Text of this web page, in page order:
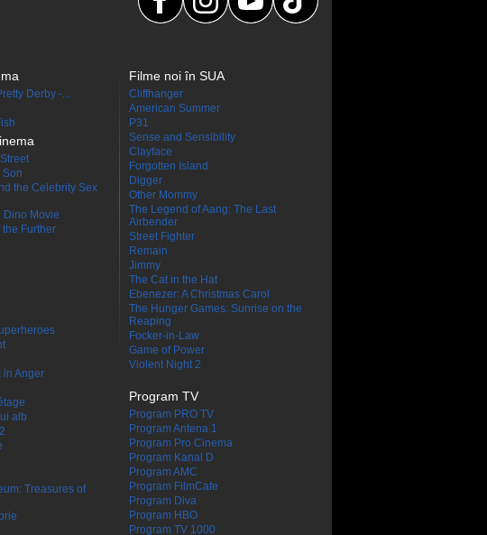
Derby -...
Son
the Celebrity Sex
Dino Movie
the Further
in Anger
alb
Treasures of
Filme noi în SUA
Cliffhanger
American Summer
P31
Sense and Sensibility
Clayface
Forgotten Island
Digger
Other Mommy
The Legend of Aang: The Last
Airbender
Street Fighter
Remain
Jimmy
The Cat in the Hat
Ebenezer: A Christmas Carol
The Hunger Games: Sunrise on the
Reaping
Focker-in-Law
Game of Power
Violent Night 2
Program TV
Program PRO TV
Program Antena 1
Program Pro Cinema
Program Kanal D
Program AMC
Program FilmCafe
Program Diva
Program HBO
Program TV 1000